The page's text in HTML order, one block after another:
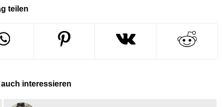
teilen
interessieren